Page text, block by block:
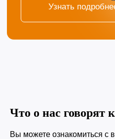
Что о нас говорят
Вы можете ознакомиться с
vet@morda72.ru
ул. Малыгина, 4